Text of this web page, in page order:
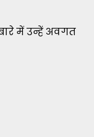
में उन्हें अवगत